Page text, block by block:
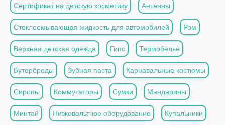
Сертификат на детскую косметику Антенны
Стеклоомывающая жидкость для автомобилей Ром
Верхняя детская одежда Гипс Термобелье
Бутерброды Зубная паста Карнавальные костюмы
Сиропы Коммутаторы Сумки Мандарины
Минтай Низковольтное оборудование Купальники